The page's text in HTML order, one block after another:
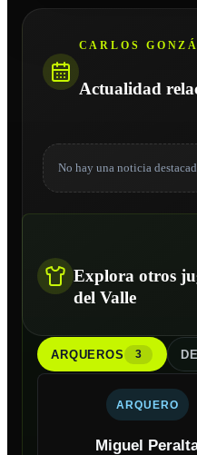
CARLOS
Actualidad
No hay una noticia
Explora otros
del Valle
ARQUEROS 3
ARQUERO
Miguel